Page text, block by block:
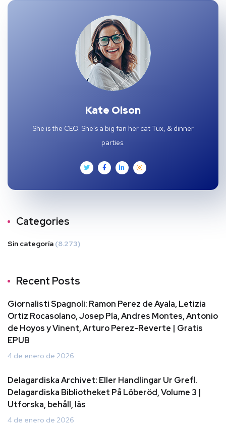
Kate Olson
She is the CEO. She's a big fan her cat Tux, & dinner
parties.
Categories
Sin categoría (8.273)
Recent Posts
Giornalisti Spagnoli: Ramon Perez de Ayala, Letizia
Ortiz Rocasolano, Josep Pla, Andres Montes, Antonio
de Hoyos y Vinent, Arturo Perez-Reverte | Gratis
EPUB
4 de enero de 2026
Delagardiska Archivet: Eller Handlingar Ur Grefl.
Delagardiska Bibliotheket På Löberöd, Volume 3 |
Utforska, behåll, läs
4 de enero de 2026